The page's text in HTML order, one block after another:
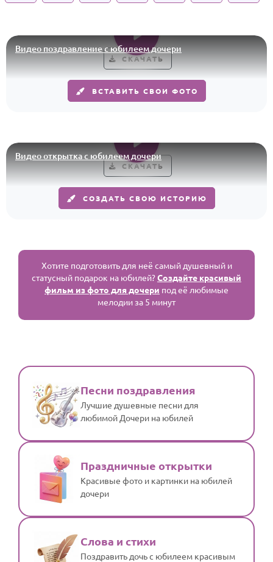
Календарь праздников
Папе
Детям
Все родственники
По годам
Видео поздравление с юбилеем дочери
СКАЧАТЬ
ВСТАВИТЬ СВОИ ФОТО
Видео открытка с юбилеем дочери
СКАЧАТЬ
СОЗДАТЬ СВОЮ ИСТОРИЮ
Хотите подготовить для неё самый душевный и
статусный подарок на юбилей?Создайте красивый
фильм из фото для дочери под её любимые
мелодии за 5 минут
Песни поздравления
Лучшие душевные песни для
любимой Дочери на юбилей
Праздничные открытки
Красивые фото и картинки на юбилей
дочери
Слова и стихи
Поздравить дочь с юбилеем красивым